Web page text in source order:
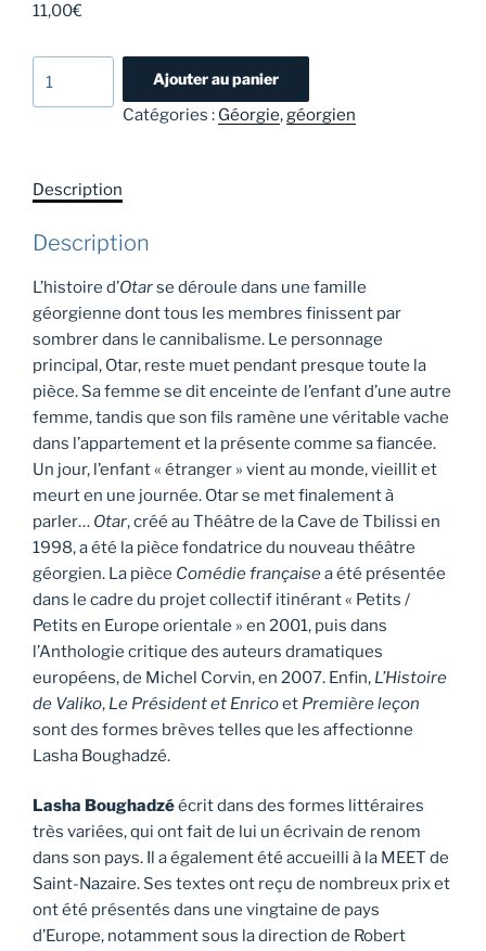
11,00€
de
Boughadzé
Ajouter au panier
Catégories : Géorgie,géorgien
Description
Description
L’histoire d’Otarse déroule dans une famille
géorgienne dont tous les membres finissent par
sombrer dans le cannibalisme. Le personnage
principal, Otar, reste muet pendant presque toute la
pièce. Sa femme se dit enceinte de l’enfant d’une autre
femme, tandis que son fils ramène une véritable vache
dans l’appartement et la présente comme sa fiancée.
Un jour, l’enfant « étranger » vient au monde, vieillit et
meurt en une journée. Otar se met finalement à
parler… Otar, créé au Théâtre de la Cave de Tbilissi en
1998, a été la pièce fondatrice du nouveau théâtre
géorgien. La pièce Comédie françaisea été présentée
dans le cadre du projet collectif itinérant « Petits /
Petits en Europe orientale » en 2001, puis dans
l’Anthologie critique des auteurs dramatiques
européens, de Michel Corvin, en 2007. Enfin, L’Histoire
de Valiko, Le Président et Enricoet Première leçon
sont des formes brèves telles que les affectionne
Lasha Boughadzé.
Lasha Boughadzéécrit dans des formes littéraires
très variées, qui ont fait de lui un écrivain de renom
dans son pays. Il a également été accueilli à la MEET de
Saint-Nazaire. Ses textes ont reçu de nombreux prix et
ont été présentés dans une vingtaine de pays
d’Europe, notamment sous la direction de Robert